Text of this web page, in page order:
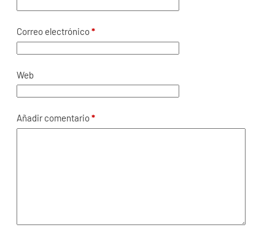
Correo electrónico*
Web
Añadir comentario*